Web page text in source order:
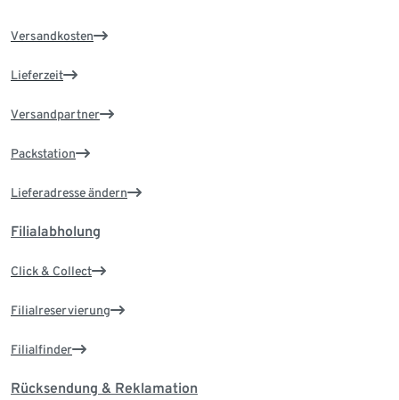
Versandkosten
Lieferzeit
Versandpartner
Packstation
Lieferadresse ändern
Filialabholung
Click & Collect
Filialreservierung
Filialfinder
Rücksendung & Reklamation